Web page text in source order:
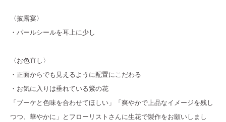
〈披露宴〉
・パールシールを耳上に少し
〈お色直し〉
・正面からでも見えるように配置にこだわる
・お気に入りは垂れている紫の花
「ブーケと色味を合わせてほしい」「爽やかで上品なイメージを残し
つつ、華やかに」とフローリストさんに生花で製作をお願いしまし